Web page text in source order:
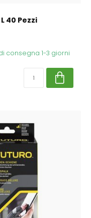
40 Pezzi
consegna 1-3 giorni